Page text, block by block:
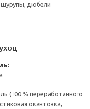
дюбели,
(100 % переработанного
окантовка,